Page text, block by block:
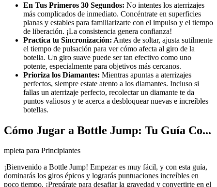
En Tus Primeros 30 Segundos: No intentes los aterrizajes
más complicados de inmediato. Concéntrate en superficies
planas y estables para familiarizarte con el impulso y el tiempo
de liberación. ¡La consistencia genera confianza!
Practica tu Sincronización: Antes de soltar, ajusta sutilmente
el tiempo de pulsación para ver cómo afecta al giro de la
botella. Un giro suave puede ser tan efectivo como uno
potente, especialmente para objetivos más cercanos.
Prioriza los Diamantes: Mientras apuntas a aterrizajes
perfectos, siempre estate atento a los diamantes. Incluso si
fallas un aterrizaje perfecto, recolectar un diamante te da
puntos valiosos y te acerca a desbloquear nuevas e increíbles
botellas.
Cómo Jugar a Bottle Jump: Tu Guía Co...
mpleta para Principiantes
¡Bienvenido a Bottle Jump! Empezar es muy fácil, y con esta guía,
dominarás los giros épicos y lograrás puntuaciones increíbles en
poco tiempo. ¡Prepárate para desafiar la gravedad y convertirte en el